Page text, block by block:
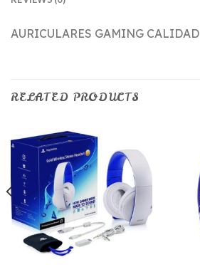
AURICULARES GAMING CALIDAD
RELATED PRODUCTS